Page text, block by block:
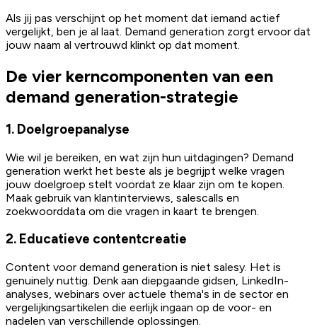
Als jij pas verschijnt op het moment dat iemand actief
vergelijkt, ben je al laat. Demand generation zorgt ervoor dat
jouw naam al vertrouwd klinkt op dat moment.
De vier kerncomponenten van een
demand generation-strategie
1. Doelgroepanalyse
Wie wil je bereiken, en wat zijn hun uitdagingen? Demand
generation werkt het beste als je begrijpt welke vragen
jouw doelgroep stelt voordat ze klaar zijn om te kopen.
Maak gebruik van klantinterviews, salescalls en
zoekwoorddata om die vragen in kaart te brengen.
2. Educatieve contentcreatie
Content voor demand generation is niet salesy. Het is
genuinely nuttig. Denk aan diepgaande gidsen, LinkedIn-
analyses, webinars over actuele thema's in de sector en
vergelijkingsartikelen die eerlijk ingaan op de voor- en
nadelen van verschillende oplossingen.